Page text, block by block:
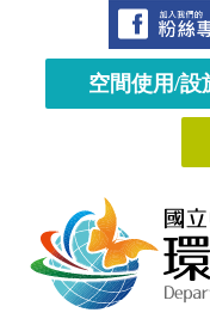
空間使用/設